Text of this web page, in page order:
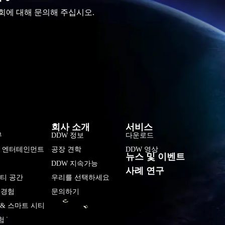
에 대해 문의해 주십시오.
터테인먼트
공간
험
스마트 시티
회사 소개
DDW 정보
공장 견학
DDW 지속가능
우리를 선택하세요
문의하기
서비스
다운로드
DDW 영상
뉴스 및 이벤트
사례 연구
Português
Italiano
Tiếng Việt